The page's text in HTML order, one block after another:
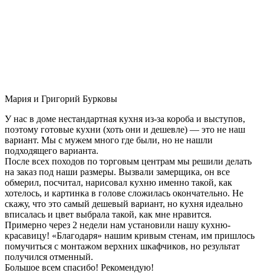
Мария и Григорий Бурковы
У нас в доме нестандартная кухня из-за короба и выступов,
поэтому готовые кухни (хоть они и дешевле) — это не наш
вариант. Мы с мужем много где были, но не нашли
подходящего варианта.
После всех походов по торговым центрам мы решили делать
на заказ под наши размеры. Вызвали замерщика, он все
обмерил, посчитал, нарисовал кухню именно такой, как
хотелось, и картинка в голове сложилась окончательно. Не
скажу, что это самый дешевый вариант, но кухня идеально
вписалась и цвет выбрала такой, как мне нравится.
Примерно через 2 недели нам установили нашу кухню-
красавицу! «Благодаря» нашим кривым стенам, им пришлось
помучиться с монтажом верхних шкафчиков, но результат
получился отменный.
Большое всем спасибо! Рекомендую!